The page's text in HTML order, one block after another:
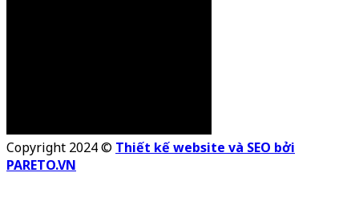
Copyright 2024 © Thiết kế website và SEO bởi
PARETO.VN